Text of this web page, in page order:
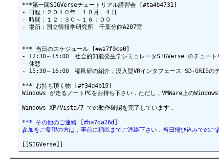
***第一回SIGVerseチュートリアル講習会 [#ta4b4731]
- 日程：２０１０年　１０月　４日
- 時間：１２：３０～１６：００
- 場所：国立情報学研究所　千葉分館A207室
*** 当日のスケジュール [#wa7f9ce0]
- 12:30～15:00　社会的知能発生学シミュレータSIGVerse のチュート
- 休憩
- 15:30～16:00　稲邑研の紹介，没入型VRインタフェース SD-GRISの
*** お持ち頂く物 [#f34d4b19]
Windows が走るノートPCをお持ち下さい．ただし，VMWare上の
Windows XP/Vista/7 での動作確認を完了しています．
*** その他のご連絡 [#ha7da26d]
参加をご希望の方は，事前に稲邑までご連絡下さい．当日飛び込みでの